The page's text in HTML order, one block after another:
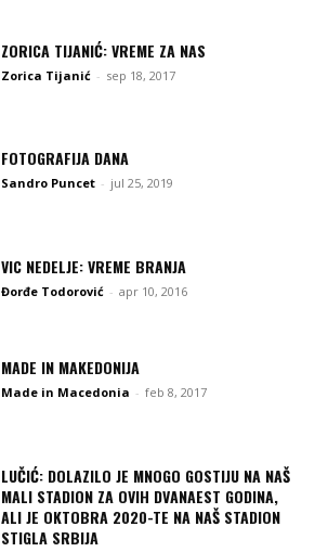
ZORICA TIJANIĆ: VREME ZA NAS
Zorica Tijanić - sep 18, 2017
FOTOGRAFIJA DANA
Sandro Puncet - jul 25, 2019
VIC NEDELJE: VREME BRANJA
Đorđe Todorović - apr 10, 2016
MADE IN MAKEDONIJA
Made in Macedonia - feb 8, 2017
LUČIĆ: DOLAZILO JE MNOGO GOSTIJU NA NAŠ
MALI STADION ZA OVIH DVANAEST GODINA,
ALI JE OKTOBRA 2020-TE NA NAŠ STADION
STIGLA SRBIJA